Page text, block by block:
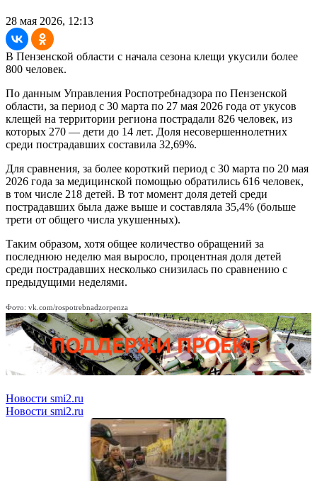
28 мая 2026, 12:13
В Пензенской области с начала сезона клещи укусили более
800 человек.
По данным Управления Роспотребнадзора по Пензенской
области, за период с 30 марта по 27 мая 2026 года от укусов
клещей на территории региона пострадали 826 человек, из
которых 270 — дети до 14 лет. Доля несовершеннолетних
среди пострадавших составила 32,69%.
Для сравнения, за более короткий период с 30 марта по 20 мая
2026 года за медицинской помощью обратились 616 человек,
в том числе 218 детей. В тот момент доля детей среди
пострадавших была даже выше и составляла 35,4% (больше
трети от общего числа укушенных).
Таким образом, хотя общее количество обращений за
последнюю неделю мая выросло, процентная доля детей
среди пострадавших несколько снизилась по сравнению с
предыдущими неделями.
Фото: vk.com/rospotrebnadzorpenza
Новости smi2.ru
Новости smi2.ru